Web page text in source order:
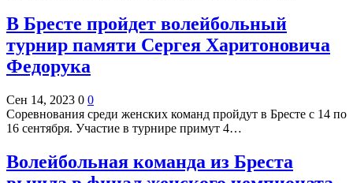
В Бресте пройдет волейбольный
турнир памяти Сергея Харитоновича
Федорука
Сен 14, 2023 0 0
Соревнования среди женских команд пройдут в Бресте с 14 по
16 сентября. Участие в турнире примут 4…
Волейбольная команда из Бреста